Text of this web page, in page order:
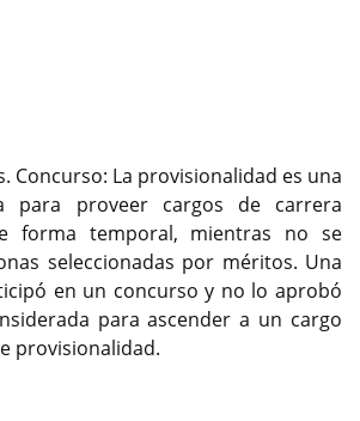
Concurso: La provisionalidad es una
para proveer cargos de carrera
forma temporal, mientras no se
seleccionadas por méritos. Una
en un concurso y no lo aprobó
para ascender a un cargo
provisionalidad.